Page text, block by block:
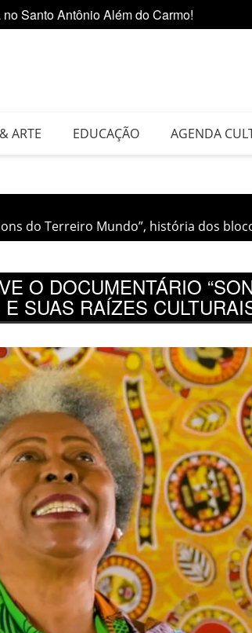
do Vinil no Shopping Center Lapa
ARTE EDUCAÇÃO AGENDA
do Terreiro Mundo”, história dos
O DOCUMENTÁRIO
SUAS RAÍZES